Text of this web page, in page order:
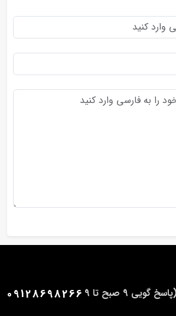
کارشناس فروش (پاسخ گویی 9 صبح تا 9 09128698266